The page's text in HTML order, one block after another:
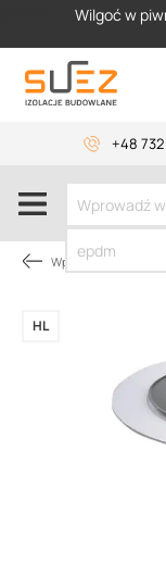
Wilgoć w
+48
Wpusty i akcesoria
HL